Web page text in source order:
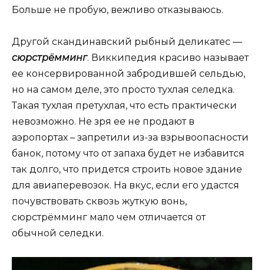
Больше не пробую, вежливо отказываюсь.
Другой скандинавский рыбный деликатес —
cюрстрёмминг. Виккипедия красиво называет
ее консервированной забродившей сельдью,
но на самом деле, это просто тухлая селедка.
Такая тухлая претухлая, что есть практически
невозможно. Не зря ее не продают в
аэропортах – запретили из-за взрывоопасности
банок, потому что от запаха будет не избавится
так долго, что придется строить новое здание
для авиаперевозок. На вкус, если его удастся
почувствовать сквозь жуткую вонь,
cюрстрёмминг мало чем отличается от
обычной селедки.